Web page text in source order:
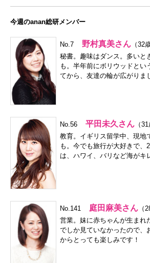
今週のanan総研メンバー
No.7 野村真美さん （32
秘書。趣味はダンス。多いと
も。半年前にボリウッドとい
てから、友達の輪が広がりま
No.56 平田未久さん （31
教育。イギリス留学中、現地
も。今でも旅行が大好きで、
は、ハワイ、バリなど海がキ
No.141 庭田麻美さん （
営業。妹に赤ちゃんが生まれ
でしか見ていなかったので、
からとっても楽しみです！